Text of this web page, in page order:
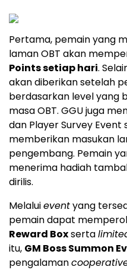
Pertama, pemain yang
laman OBT akan
Points setiap hari.
akan diberikan setelah
berdasarkan level yang
masa OBT. GGU juga
dan Player Survey
memberikan masukan
pengembang. Pemain
menerima hadiah
dirilis.
Melaluieventyang
pemain dapat
Reward Boxserta
itu, GM Boss Summon
pengalaman